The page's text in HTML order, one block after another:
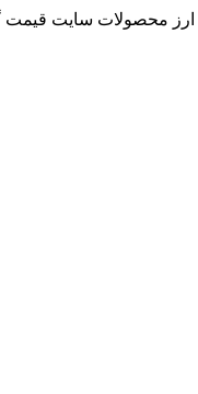
انواع قطعات الکترونیک 66869746-021 و